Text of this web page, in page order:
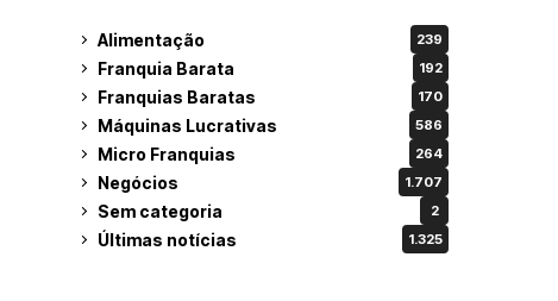
Alimentação 239
Franquia Barata 192
Franquias Baratas 170
Máquinas Lucrativas 586
Micro Franquias 264
Negócios 1.707
Sem categoria 2
Últimas notícias 1.325